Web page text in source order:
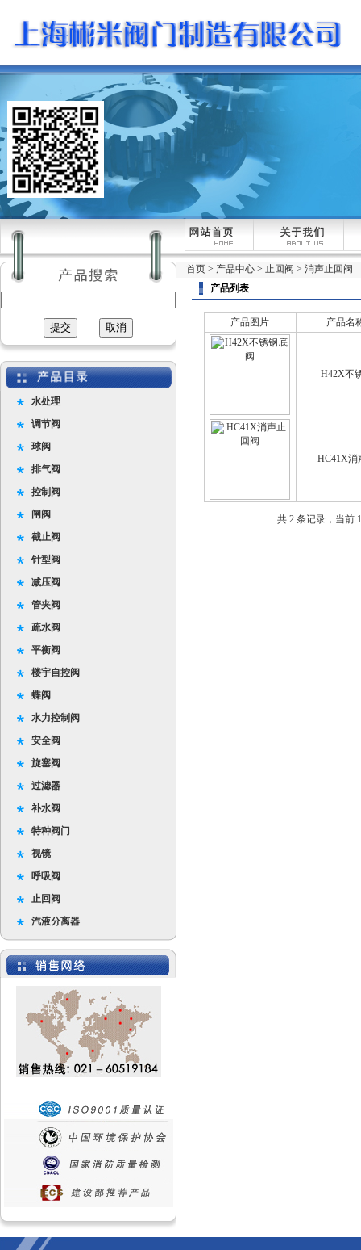
水处理
调节阀
球阀
排气阀
控制阀
闸阀
截止阀
针型阀
减压阀
管夹阀
疏水阀
平衡阀
楼宇自控阀
蝶阀
水力控制阀
安全阀
旋塞阀
过滤器
补水阀
特种阀门
视镜
呼吸阀
止回阀
汽液分离器
首页 > 产品中心 > 止回阀 > 消声止回阀
产品列表
产品图片 产品名
H42X不
HC41X消
共 2 条记录，当